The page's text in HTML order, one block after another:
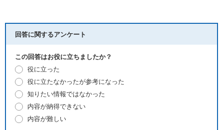
回答に関するアンケート
この回答はお役に立ちましたか？
役に立った
役に立たなかったが参考になった
知りたい情報ではなかった
内容が納得できない
内容が難しい